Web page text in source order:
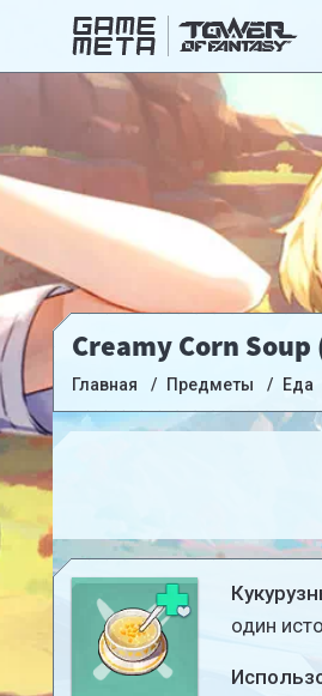
Creamy Corn
Главная Предметы Еда
один